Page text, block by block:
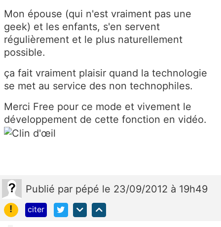
Mon épouse (qui n'est vraiment pas une
geek) et les enfants, s'en servent
régulièrement et le plus naturellement
possible.
ça fait vraiment plaisir quand la technologie
se met au service des non technophiles.
Merci Free pour ce mode et vivement le
développement de cette fonction en vidéo.
Publié par pépé le 23/09/2012 à 19h49
!
citer